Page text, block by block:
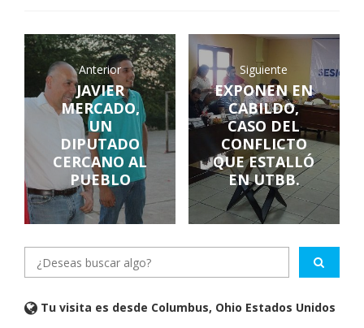
Anterior
JAVIER
MERCADO,
UN
DIPUTADO
CERCANO AL
PUEBLO
Siguiente
EXPONEN EN
CABILDO,
CASO DEL
CONFLICTO
QUE ESTALLÓ
EN UTBB.
Tu visita es desde Columbus, Ohio Estados Unidos